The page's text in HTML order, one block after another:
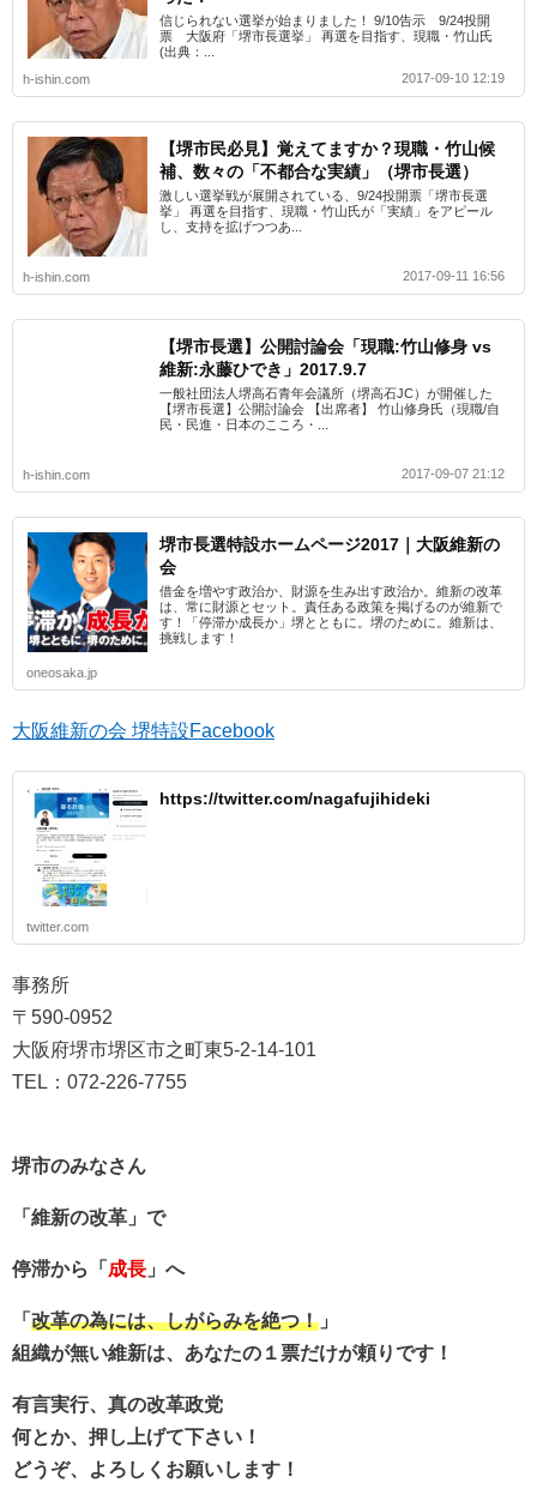
信じられない選挙が始まりました！ 9/10告示 9/24投開
票 大阪府「堺市長選挙」 再選を目指す、現職・竹山氏
(出典：...
h-ishin.com
2017-09-10 12:19
【堺市民必見】覚えてますか？現職・竹山候
補、数々の「不都合な実績」（堺市長選）
激しい選挙戦が展開されている、9/24投開票「堺市長選
挙」 再選を目指す、現職・竹山氏が「実績」をアピール
し、支持を拡げつつあ...
h-ishin.com 2017-09-11 16:56
【堺市長選】公開討論会「現職:竹山修身 vs
維新:永藤ひでき」2017.9.7
一般社団法人堺高石青年会議所（堺高石JC）が開催した
【堺市長選】公開討論会 【出席者】 竹山修身氏（現職/自
民・民進・日本のこころ・...
h-ishin.com 2017-09-07 21:12
堺市長選特設ホームページ2017｜大阪維新の
会
借金を増やす政治か、財源を生み出す政治か。維新の改革
は、常に財源とセット。責任ある政策を掲げるのが維新で
す！「停滞か成長か」堺とともに。堺のために。維新は、
挑戦します！
oneosaka.jp
大阪維新の会 堺特設Facebook
https://twitter.com/nagafujihideki
twitter.com
事務所
〒590-0952
大阪府堺市堺区市之町東5-2-14-101
TEL：072-226-7755
堺市のみなさん
「維新の改革」で
停滞から「 成長 」へ
「 改革の為には、しがらみを絶つ！ 」
組織が無い維新は、あなたの１票だけが頼りです！
有言実行、真の改革政党
何とか、押し上げて下さい！
どうぞ、よろしくお願いします！